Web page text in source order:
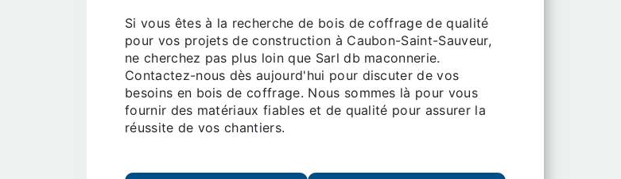
Si vous êtes à la recherche de bois de coffrage de qualité
pour vos projets de construction à Caubon-Saint-Sauveur,
ne cherchez pas plus loin que Sarl db maconnerie.
Contactez-nous dès aujourd'hui pour discuter de vos
besoins en bois de coffrage. Nous sommes là pour vous
fournir des matériaux fiables et de qualité pour assurer la
réussite de vos chantiers.